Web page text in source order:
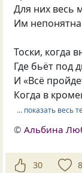
Для них весь
Им непонятна
Тоски, когда
Где бьёт под
И «Всё
Когда в
… показать весь
©Альбина
30 8